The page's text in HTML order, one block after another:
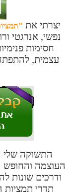
יצרתי את
נפשי, אנרגטי
חסימות
עצמית,
התשוקה שלי
העוצמה והחופש
ודרכים שונות
תדרי תמציות